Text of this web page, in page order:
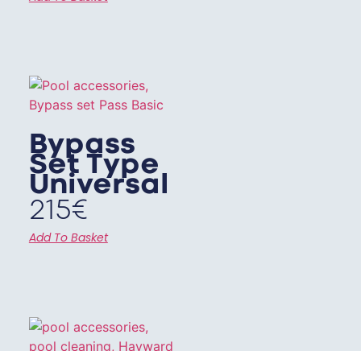
Bypass
Set Type
Universal
215€
Add To Basket